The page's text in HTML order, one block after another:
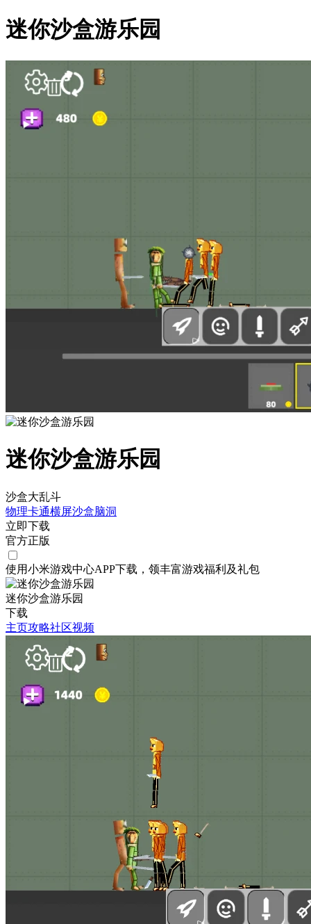
迷你沙盒游乐园
迷你沙盒游乐园
沙盒大乱斗
物理卡通横屏沙盒脑洞
立即下载
官方正版
使用小米游戏中心APP下载 ，领丰富游戏福利 及礼包
迷你沙盒游乐园
下载
主页攻略社区视频